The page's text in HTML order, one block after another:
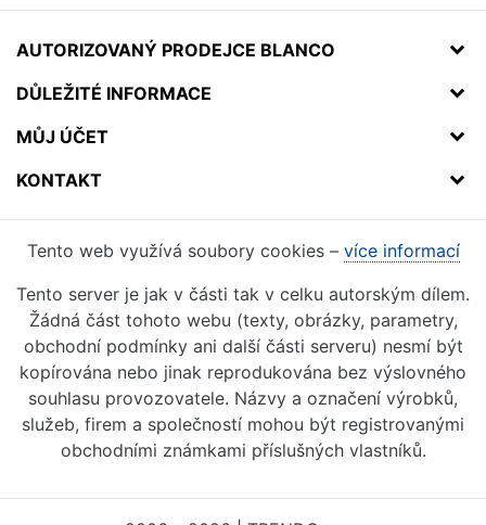
AUTORIZOVANÝ PRODEJCE BLANCO
DŮLEŽITÉ INFORMACE
MŮJ ÚČET
KONTAKT
Tento web využívá soubory cookies – více informací
Tento server je jak v části tak v celku autorským dílem.
Žádná část tohoto webu (texty, obrázky, parametry,
obchodní podmínky ani další části serveru) nesmí být
kopírována nebo jinak reprodukována bez výslovného
souhlasu provozovatele. Názvy a označení výrobků,
služeb, firem a společností mohou být registrovanými
obchodními známkami příslušných vlastníků.